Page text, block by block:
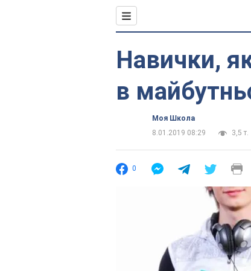
Навички,
в
Моя Школа
8.01.2019 08:29
3,5 т.
0